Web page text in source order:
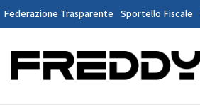
Federazione Trasparente Sportello Fiscale
Contatti Discipline